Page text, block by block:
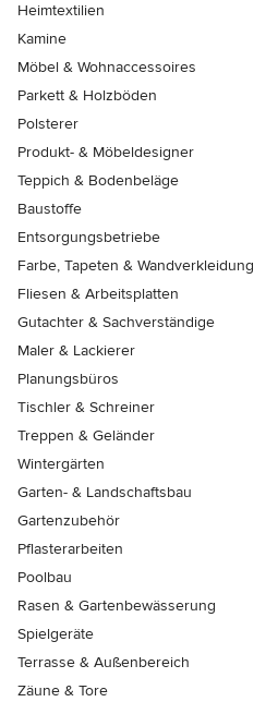
Heimtextilien
Kamine
Möbel & Wohnaccessoires
Parkett & Holzböden
Polsterer
Produkt- & Möbeldesigner
Teppich & Bodenbeläge
Baustoffe
Entsorgungsbetriebe
Farbe, Tapeten & Wandverkleidung
Fliesen & Arbeitsplatten
Gutachter & Sachverständige
Maler & Lackierer
Planungsbüros
Tischler & Schreiner
Treppen & Geländer
Wintergärten
Garten- & Landschaftsbau
Gartenzubehör
Pflasterarbeiten
Poolbau
Rasen & Gartenbewässerung
Spielgeräte
Terrasse & Außenbereich
Zäune & Tore